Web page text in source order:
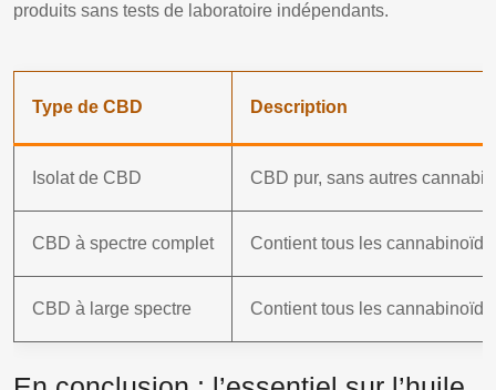
produits sans tests de laboratoire indépendants.
Type de CBD Description
Isolat de CBD CBD pur, sans autres
CBD à spectre complet Contient tous les
CBD à large spectre Contient tous les